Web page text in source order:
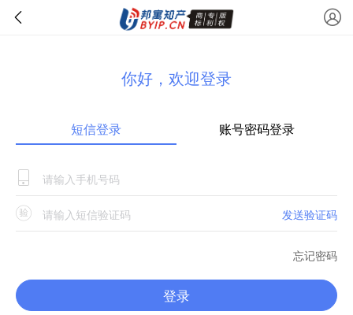
你好，欢迎登录
短信登录 账号密码登录
发送验证码
忘记密码
登录